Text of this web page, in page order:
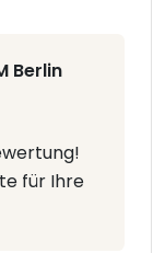
Berlin
für Ihre